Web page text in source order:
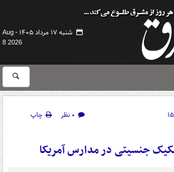
شنبه ۱۷ مرداد ۱۴۰۵ -
Aug
8 2026
۰ نظر
چاپ
جنسیتی در مدارس آمریکا